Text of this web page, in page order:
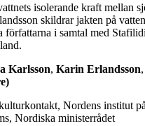
isolerande kraft mellan
skildrar jakten på
författarna i samtal med
Karlsson, Karin Erlandsson,
Nordens institut
Nordiska ministerrådet